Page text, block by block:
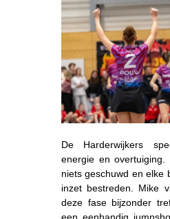
De Harderwijkers
energie en
niets geschuwd en elke
inzet bestreden. Mike
deze fase bijzonder
een eenhandig